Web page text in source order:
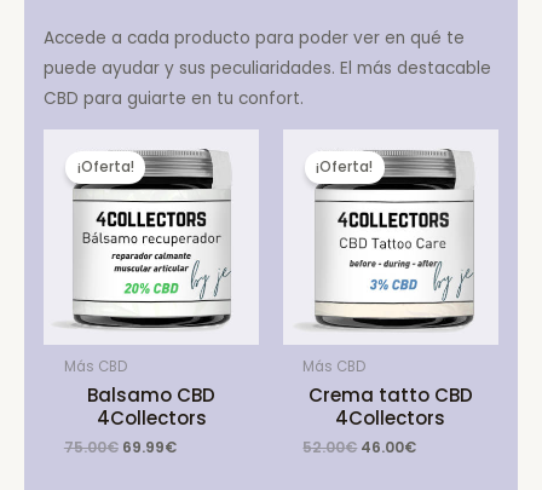
Accede a cada producto para poder ver en qué te
puede ayudar y sus peculiaridades. El más destacable
CBD para guiarte en tu confort.
¡Oferta!
Más CBD
Balsamo CBD
4Collectors
75.00€ Original
69.99€Current
¡Oferta!
Más CBD
Crema tatto CBD
4Collectors
52.00€ Original
46.00€Current